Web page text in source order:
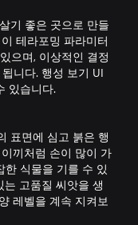
기 좋은 곳으로 만들
테라포밍 파라미터
으며, 이상적인 결정
니다. 행성 보기 UI
있습니다.
표면에 심고 붉은 행
끼처럼 손이 많이 가
한 식물을 기를 수 있
고품질 씨앗을 생
레벨을 계속 지켜보